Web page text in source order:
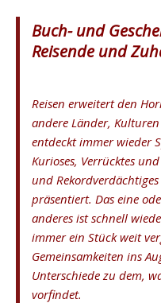
Buch- und
Reisende und
Reisen erweitert den
andere Länder,
entdeckt immer wieder
Kurioses, Verrücktes
und
präsentiert. Das eine
anderes ist schnell
immer ein Stück weit
Gemeinsamkeiten ins
Unterschiede zu dem,
vorfindet.